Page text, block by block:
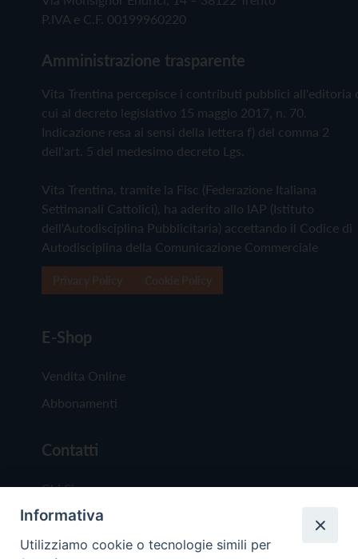
P.IVA e C.F. 00199960220
Amministrazione trasparente
Vita Trentina percepisce i contributi pubblici all'editoria
cui al decreto legislativo 15 maggio 2017, n. 70.
Indicazione resa ai sensi della lettera f) del comma 2
dell'art. 5 del medesimo decreto Lgs.
Vita Trentina, tramite la Fisc (Federazione Italiana
Settimanali Cattolici), ha aderito allo IAP (Istituto
dell'Autodisciplina Pubblicitaria) accettando il Codice di
Autodisciplina della Comunicazione Commerciale
E-Shop
Vendita Online
Abbonamenti
Contatti
Chi Siamo
Redazione
Scrivici
Informativa
Utilizziamo cookie o tecnologie simili per